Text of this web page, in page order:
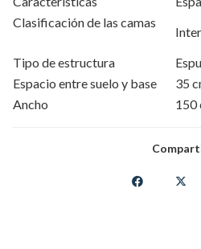
Clasificación de las camas
Tipo de estructura
Espacio entre suelo y base
35
Ancho
150